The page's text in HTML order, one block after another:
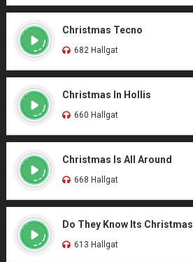
Christmas Tecno
682 Hallgat
Christmas In Hollis
660 Hallgat
Christmas Is All Around
668 Hallgat
Do They Know Its Christmas
613 Hallgat